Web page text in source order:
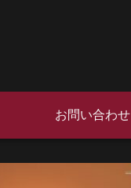
お問い合わせ